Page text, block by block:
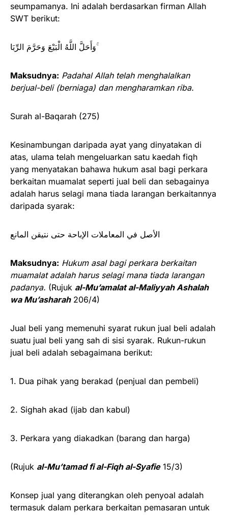
seumpamanya. Ini adalah berdasarkan firman Allah
SWT berikut:
وَأَحَلَّ اللَّهُ الْبَيْعَ وَحَرَّمَ الرِّبَا ۚ
Maksudnya: Padahal Allah telah menghalalkan
berjual-beli (berniaga) dan mengharamkan riba.
Surah al-Baqarah (275)
Kesinambungan daripada ayat yang dinyatakan di
atas, ulama telah mengeluarkan satu kaedah fiqh
yang menyatakan bahawa hukum asal bagi perkara
berkaitan muamalat seperti jual beli dan sebagainya
adalah harus selagi mana tiada larangan berkaitannya
daripada syarak:
‌الأصل ‌في ‌المعاملات ‌الإباحة حتى نتيقن المانع
Maksudnya: Hukum asal bagi perkara berkaitan
muamalat adalah harus selagi mana tiada larangan
padanya. (Rujuk al-Mu’amalat al-Maliyyah Ashalah
wa Mu’asharah206/4)
Jual beli yang memenuhi syarat rukun jual beli adalah
suatu jual beli yang sah di sisi syarak. Rukun-rukun
jual beli adalah sebagaimana berikut:
1. Dua pihak yang berakad (penjual dan pembeli)
2. Sighah akad (ijab dan kabul)
3. Perkara yang diakadkan (barang dan harga)
(Rujuk al-Mu’tamad fi al-Fiqh al-Syafie15/3)
Konsep jual yang diterangkan oleh penyoal adalah
termasuk dalam perkara berkaitan pemasaran untuk